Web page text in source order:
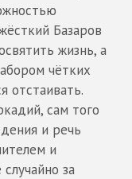
Базаров
жизнь, а
чётких
отстаивать.
сам того
и речь
и
за